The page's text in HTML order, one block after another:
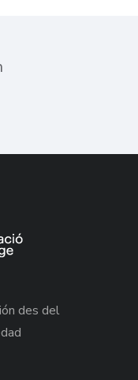
des del